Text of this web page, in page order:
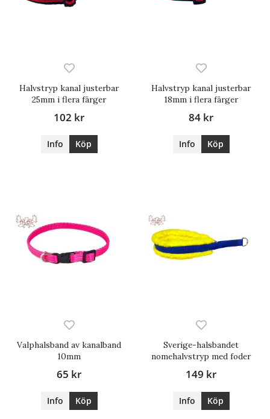
Halvstryp kanal justerbar
25mm i flera färger
102 kr
Info Köp
Halvstryp kanal justerbar
18mm i flera färger
84 kr
Info Köp
Valphalsband av kanalband
10mm
65 kr
Info Köp
Sverige-halsbandet
nomehalvstryp med foder
149 kr
Info Köp